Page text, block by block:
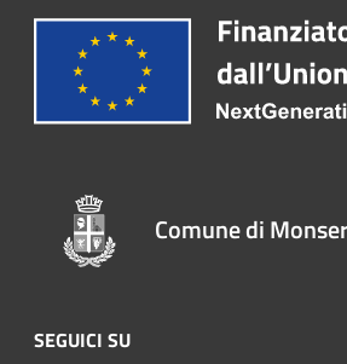
Comune di
SEGUICI SU